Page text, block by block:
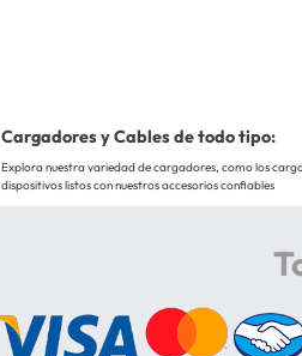
Cargadores y Cables de todo tipo:
Explora nuestra variedad de cargadores, como los
dispositivos listos con nuestros accesorios confiables